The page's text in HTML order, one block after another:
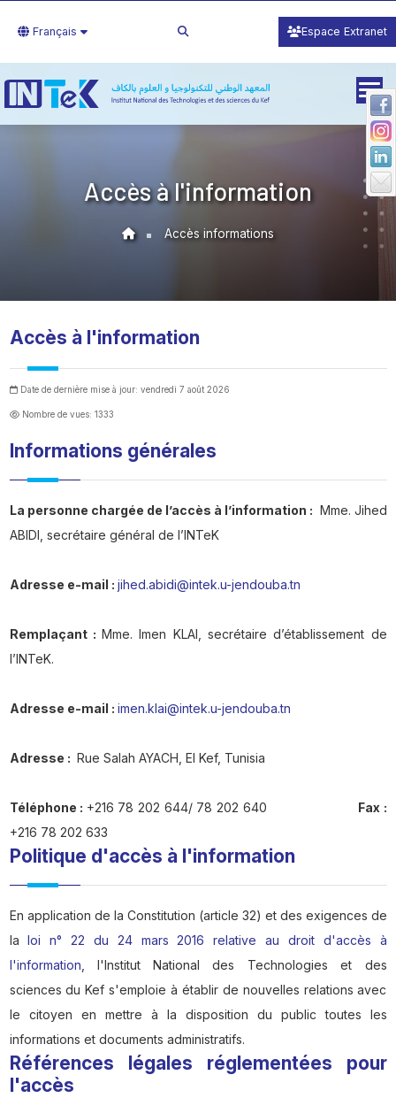
Français Espace Extranet
Accès à l'information
Accès informations
Accès à l'information
Date de dernière mise à jour: vendredi 7 août 2026
Nombre de vues: 1333
Informations générales
La personne chargée de l’accès à l’information : Mme. Jihed
ABIDI, secrétaire général de l’INTeK
Adresse e-mail : jihed.abidi@intek.u-jendouba.tn
Remplaçant :Mme. Imen KLAI, secrétaire d’établissement de
l’INTeK.
Adresse e-mail : imen.klai@intek.u-jendouba.tn
Adresse : Rue Salah AYACH, El Kef, Tunisia
Téléphone : +216 78 202 644/ 78 202 640
Fax :
+216 78 202 633
Politique d'accès à l'information
En application de la Constitution (article 32) et des exigences de
laloi n° 22 du 24 mars 2016 relative au droit d'accès à
l'information , l'Institut National des Technologies et des
sciences du Kef s'emploie à établir de nouvelles relations avec
le citoyen en mettre à la disposition du public toutes les
informations et documents administratifs.
Références légales réglementées pour
l'accès